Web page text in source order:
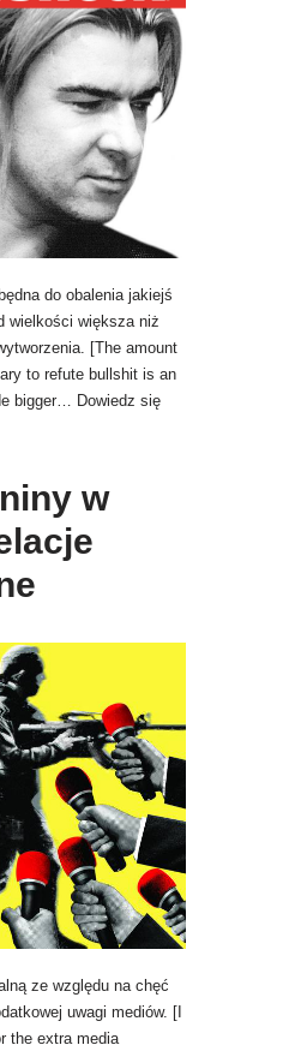
do obalenia jakiejś
wielkości większa niż
[The amount
to refute bullshit is an
bigger…
Dowiedz się
w
ze względu na chęć
uwagi mediów. [I
the extra media